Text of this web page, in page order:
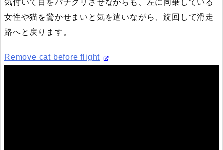
気付いて目をパチクリさせながらも、左に同乗している
女性や猫を驚かせまいと気を遣いながら、旋回して滑走
路へと戻ります。
Remove cat before flight